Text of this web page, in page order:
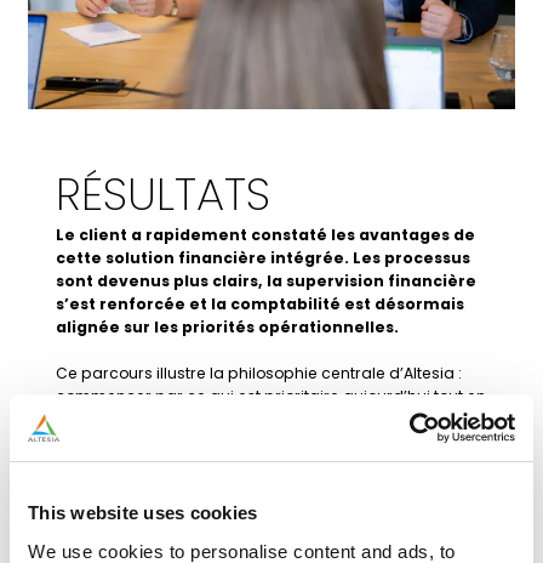
This website uses cookies
We use cookies to personalise content and ads, to
RÉSULTATS
Le client a rapidement constaté les avantages de
cette solution financière intégrée. Les processus
sont devenus plus clairs, la supervision financière
s’est renforcée et la comptabilité est désormais
alignée sur les priorités opérationnelles.
Ce parcours illustre la philosophie centrale d’Altesia :
commencer par ce qui est prioritaire aujourd’hui tout en
restant un partenaire fiable à mesure que les besoins
évoluent. En mobilisant les expertises adéquates au bon
moment, Altesia a assuré une création de valeur